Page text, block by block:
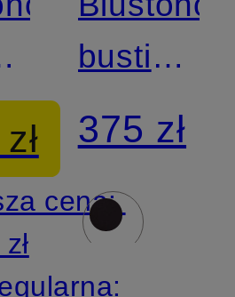
cena:
bustier
FITS
2 szt.
375 zł